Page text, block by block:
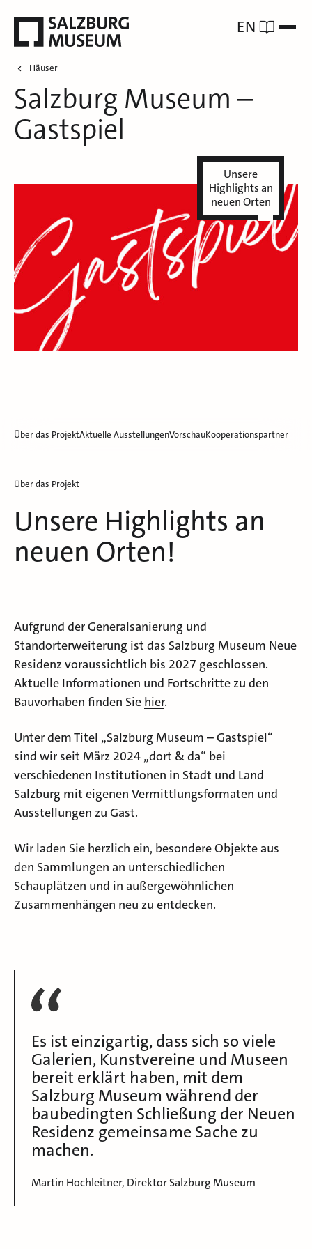
EN
Häuser
Salzburg Museum –
Gastspiel
Unsere
Highlights an
neuen Orten
Über das ProjektAktuelle AusstellungenVorschauKooperationspartner
Über das Projekt
Unsere Highlights an
neuen Orten!
Aufgrund der Generalsanierung und
Standorterweiterung ist das Salzburg Museum Neue
Residenz voraussichtlich bis 2027 geschlossen.
Aktuelle Informationen und Fortschritte zu den
Bauvorhaben finden Sie hier.
Unter dem Titel „Salzburg Museum – Gastspiel“
sind wir seit März 2024 „dort & da“ bei
verschiedenen Institutionen in Stadt und Land
Salzburg mit eigenen Vermittlungsformaten und
Ausstellungen zu Gast.
Wir laden Sie herzlich ein, besondere Objekte aus
den Sammlungen an unterschiedlichen
Schauplätzen und in außergewöhnlichen
Zusammenhängen neu zu entdecken.
Es ist einzigartig, dass sich so viele
Galerien, Kunstvereine und Museen
bereit erklärt haben, mit dem
Salzburg Museum während der
baubedingten Schließung der Neuen
Residenz gemeinsame Sache zu
machen.
Martin Hochleitner, Direktor Salzburg Museum